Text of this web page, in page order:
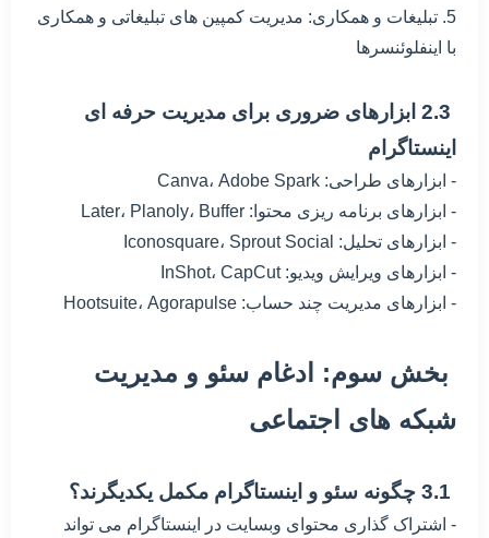
5. تبلیغات و همکاری: مدیریت کمپین های تبلیغاتی و همکاری
با اینفلوئنسرها
2.3 ابزارهای ضروری برای مدیریت حرفه ای
اینستاگرام
- ابزارهای طراحی: Canva، Adobe Spark
- ابزارهای برنامه ریزی محتوا: Later، Planoly، Buffer
- ابزارهای تحلیل: Iconosquare، Sprout Social
- ابزارهای ویرایش ویدیو: InShot، CapCut
- ابزارهای مدیریت چند حساب: Hootsuite، Agorapulse
بخش سوم: ادغام سئو و مدیریت
شبکه های اجتماعی
- اشتراک گذاری محتوای وبسایت در اینستاگرام می تواند